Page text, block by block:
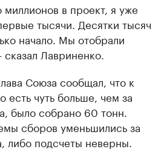
миллионов в проект, я уже
тысячи. Десятки тысяч
начало. Мы отобрали
Лавриненко.
Союза сообщал, что к
есть чуть больше, чем за
было собрано 60 тонн.
сборов уменьшились за
либо подсчеты неверны.